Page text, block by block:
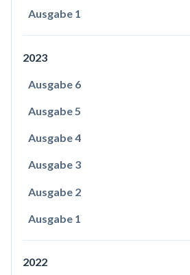
Ausgabe 1
2023
Ausgabe 6
Ausgabe 5
Ausgabe 4
Ausgabe 3
Ausgabe 2
Ausgabe 1
2022